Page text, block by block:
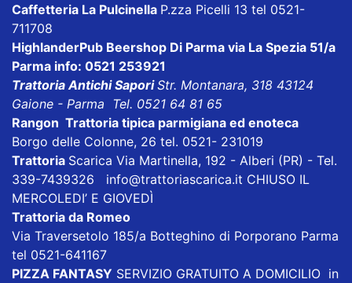
Caffetteria La Pulcinella P.zza Picelli 13 tel 0521-
711708
HighlanderPub Beershop Di Parma via La Spezia 51/a
Parma info: 0521 253921
Trattoria Antichi SaporiStr. Montanara, 318 43124
Gaione - Parma Tel. 0521 64 81 65
Rangon Trattoria tipica parmigiana ed enoteca
Borgo delle Colonne, 26 tel. 0521- 231019
Trattoria Scarica Via Martinella, 192 - Alberi (PR) - Tel.
339-7439326 info@trattoriascarica.it CHIUSO IL
MERCOLEDI’ E GIOVEDÌ
Trattoria da Romeo
Via Traversetolo 185/a Botteghino di Porporano Parma
tel 0521-641167
PIZZA FANTASY SERVIZIO GRATUITO A DOMICILIO in